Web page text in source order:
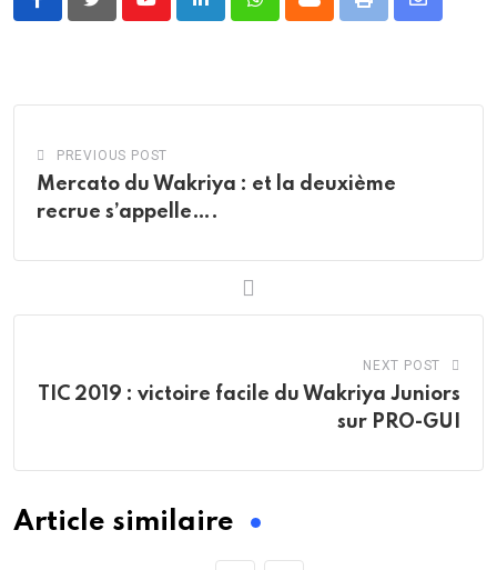
YoutubeLinkedInWhatsappCloud Print
Share
PREVIOUS POST
Mercato du Wakriya : et la deuxième
recrue s’appelle….
NEXT POST
TIC 2019 : victoire facile du Wakriya Juniors
sur PRO-GUI
Article similaire